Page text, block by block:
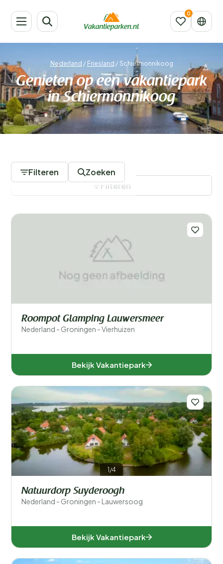
Nederland / Friesland / Schiermonnikoog
Genieten op een vakantiepark
in Schiermonnikoog
Filteren Zoeken
Eten en drinken
Sport en recreatie
Ligging
Verblijfstype
Speciale voorkeuren
Aanbieder
Accommodatiegrootte
Aantal slaapkamers
Filteren
Roompot Glamping Lauwersmeer
Nederland - Groningen - Vierhuizen
Bekijk Vakantiepark
1/4
Natuurdorp Suyderoogh
Nederland - Groningen - Lauwersoog
Bekijk Vakantiepark